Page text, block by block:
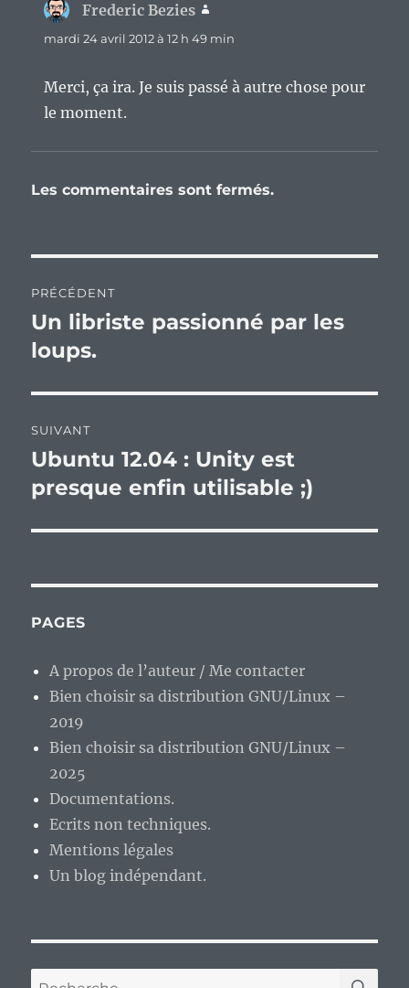
Frederic Bezies
mardi 24 avril 2012 à 12 h 49 min
Merci, ça ira. Je suis passé à autre chose pour
le moment.
Les commentaires sont fermés.
de
l’article
PRÉCÉDENT
Publication
précédente :
Un libriste passionné par les
loups.
SUIVANT
Publication
suivante :
Ubuntu 12.04 : Unity est
presque enfin utilisable ;)
PAGES
A propos de l’auteur / Me contacter
Bien choisir sa distribution GNU/Linux –
2019
Bien choisir sa distribution GNU/Linux –
2025
Documentations.
Ecrits non techniques.
Mentions légales
Un blog indépendant.
Recherche